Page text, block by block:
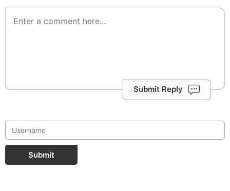
Submit Reply
Submit